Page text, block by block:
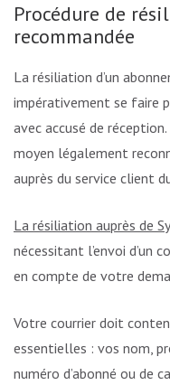
Procédure de
recommandée
La résiliation d’un
impérativement se faire
avec accusé de
moyen légalement
auprès du service client
La résiliation auprès de
nécessitant l’envoi d’un
en compte de votre
Votre courrier doit
essentielles : vos nom,
numéro d’abonné ou de